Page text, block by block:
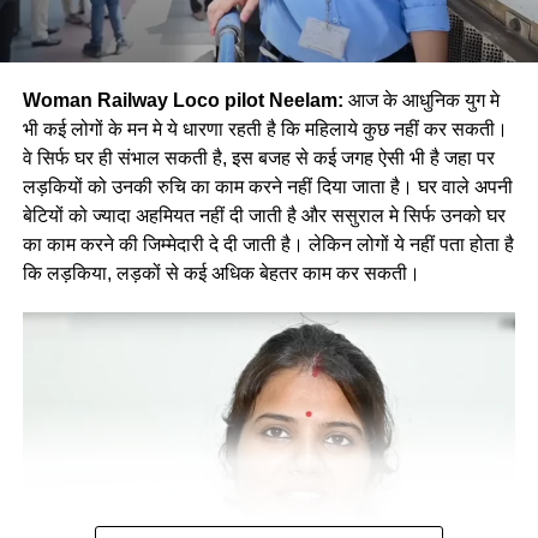
Woman Railway Loco pilot Neelam: आज के आधुनिक युग मे
भी कई लोगों के मन मे ये धारणा रहती है कि महिलाये कुछ नहीं कर सकती।
वे सिर्फ घर ही संभाल सकती है, इस बजह से कई जगह ऐसी भी है जहा पर
लड़कियों को उनकी रुचि का काम करने नहीं दिया जाता है। घर वाले अपनी
बेटियों को ज्यादा अहमियत नहीं दी जाती है और ससुराल मे सिर्फ उनको घर
का काम करने की जिम्मेदारी दे दी जाती है। लेकिन लोगों ये नहीं पता होता है
कि लड़किया, लड़कों से कई अधिक बेहतर काम कर सकती।